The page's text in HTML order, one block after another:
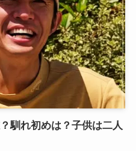
馴れ初めは？子供は二人